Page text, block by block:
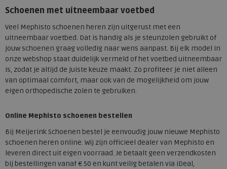
Schoenen met uitneembaar voetbed
Veel Mephisto schoenen heren zijn uitgerust met een
uitneembaar voetbed. Dat is handig als je steunzolen gebruikt of
jouw schoenen graag volledig naar wens aanpast. Bij elk model in
onze webshop staat duidelijk vermeld of het voetbed uitneembaar
is, zodat je altijd de juiste keuze maakt. Zo profiteer je niet alleen
van optimaal comfort, maar ook van de mogelijkheid om jouw
eigen orthopedische zolen te gebruiken.
Online Mephisto schoenen bestellen
Bij Meijerink Schoenen bestel je eenvoudig jouw nieuwe Mephisto
schoenen heren online. Wij zijn officieel dealer van Mephisto en
leveren direct uit eigen voorraad. Je betaalt geen verzendkosten
bij bestellingen vanaf € 50 en kunt veilig betalen via iDeal,